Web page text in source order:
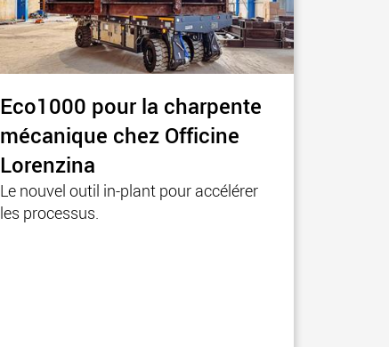
Eco1000 pour la charpente
mécanique chez Officine
Lorenzina
Le nouvel outil in-plant pour accélérer
les processus.